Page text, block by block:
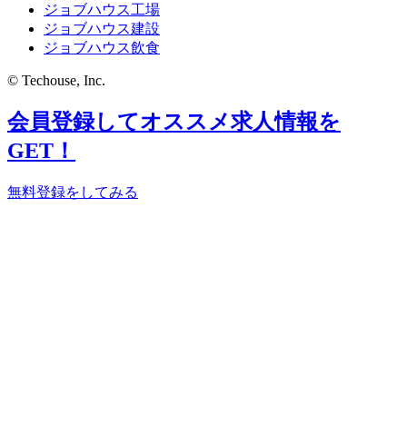
ジョブハウス工場
ジョブハウス建設
ジョブハウス飲食
© Techouse, Inc.
会員登録してオススメ求人情報を
GET！
無料登録をしてみる